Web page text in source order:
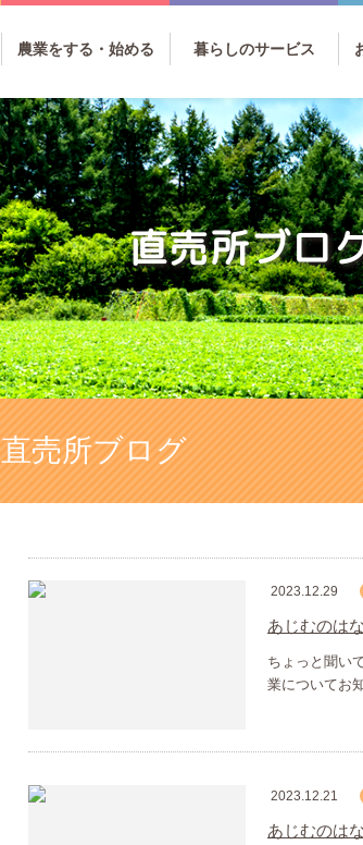
農業をする・始める 暮らしのサービス
直売所ブロ
直売所ブログ
2023.12.29
あじむのは
ちょっと聞い
業についてお
2023.12.21
あじむのは